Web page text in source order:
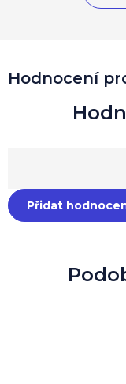
Hodnocení
Přidat